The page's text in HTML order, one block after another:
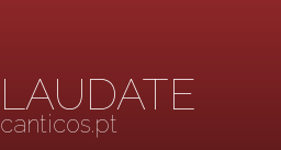
LAUDATE
canticos.pt